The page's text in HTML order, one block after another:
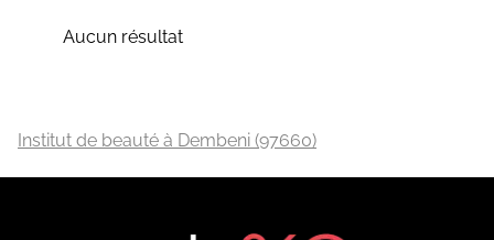
Aucun résultat
Institut de beauté à Dembeni (97660)